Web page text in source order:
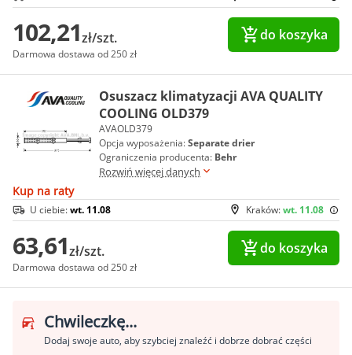
102,21zł/szt.
Darmowa dostawa od 250 zł
do koszyka
Osuszacz klimatyzacji AVA QUALITY
COOLING OLD379
AVAOLD379
Opcja wyposażenia:Separate drier
Ograniczenia producenta: Behr
Rozwiń więcej danych
Kup na raty
Kraków:wt. 11.08
U ciebie:wt. 11.08
63,61zł/szt.
Darmowa dostawa od 250 zł
do koszyka
Chwileczkę...
Dodaj swoje auto, aby szybciej znaleźć i dobrze dobrać części